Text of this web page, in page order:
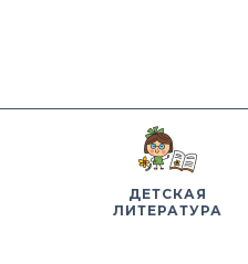
ДЕТСКАЯ
ЛИТЕРАТУРА